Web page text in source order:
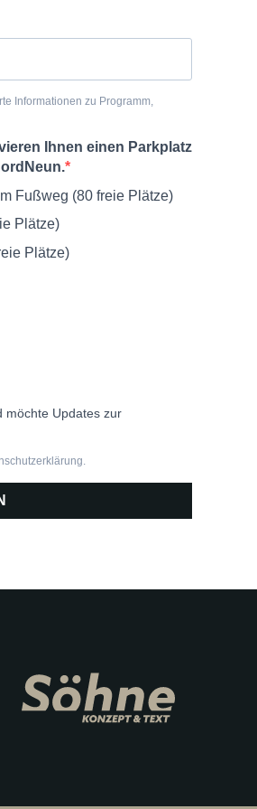
Informationen zu Programm,
Ihnen einen Parkplatz
Fußweg (80 freie Plätze)
Plätze)
Plätze)
möchte Updates zur